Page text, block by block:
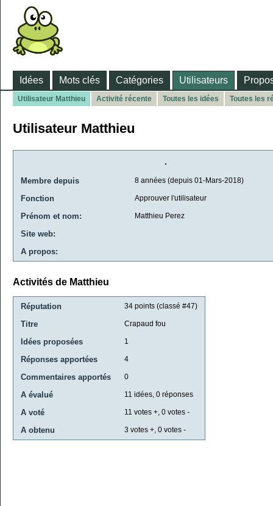
Idées Mots clés Catégories Utilisateurs
Utilisateur Matthieu Activité récente Toutes les idées Toutes les
Utilisateur Matthieu
Membre depuis 8 années (depuis 01-Mars-2018)
Fonction Approuver l'utilisateur
Prénom et nom: Matthieu Perez
Site web:
A propos:
Activités de Matthieu
Réputation 34 points (classé #47)
Titre Crapaud fou
Idées proposées 1
Réponses apportées 4
Commentaires apportés 0
A évalué 11 idées, 0 réponses
A voté 11 votes +, 0 votes -
A obtenu 3 votes +, 0 votes -